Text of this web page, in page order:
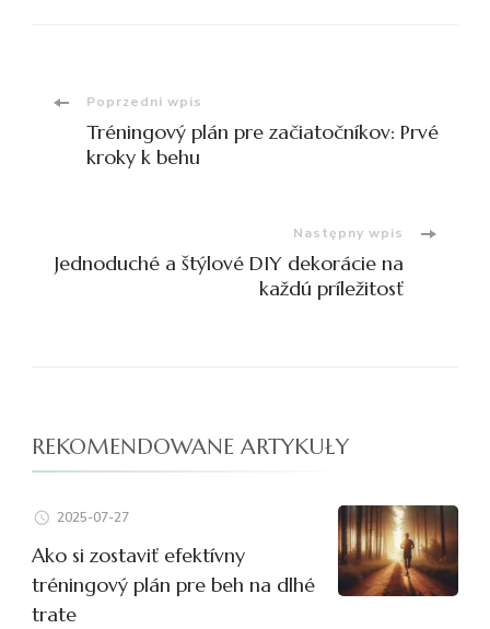
Nawigacja
wpisu
Poprzedni wpis
Tréningový plán pre začiatočníkov: Prvé
kroky k behu
Następny wpis
Jednoduché a štýlové DIY dekorácie na
každú príležitosť
REKOMENDOWANE ARTYKUŁY
2025-07-27
Ako si zostaviť efektívny
tréningový plán pre beh na dlhé
trate